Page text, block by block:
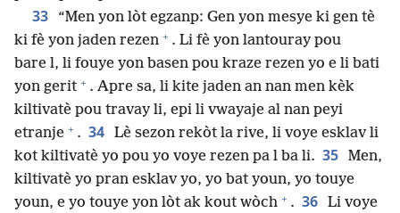
33
“Men yon lòt egzanp: Gen yon mesye ki gen tè
ki fè yon jaden rezen + . Li fè yon lantouray pou
bare l, li fouye yon basen pou kraze rezen yo e li bati
yon gerit + . Apre sa, li kite jaden an nan men kèk
kiltivatè pou travay li, epi li vwayaje al nan peyi
etranje + . 34 Lè sezon rekòt la rive, li voye esklav li
kot kiltivatè yo pou yo voye rezen pa l ba li. 35 Men,
kiltivatè yo pran esklav yo, yo bat youn, yo touye
youn, e yo touye yon lòt ak kout wòch + . 36 Li voye